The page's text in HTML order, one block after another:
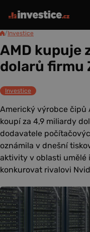
/Investice
AMD kupuje
dolarů firmu
Investice
Americký výrobce čipů
koupí za 4,9 miliardy
dodavatele
oznámila v dnešní
aktivity v oblasti umělé
konkurovat rivalovi